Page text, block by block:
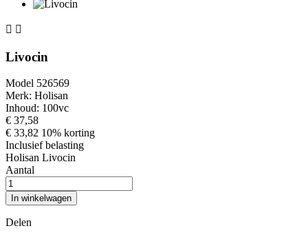
 
Livocin
Model 526569
Merk: Holisan
Inhoud: 100vc
€ 37,58
€ 33,82 10% korting
Inclusief belasting
Holisan Livocin
Aantal
In winkelwagen
Delen